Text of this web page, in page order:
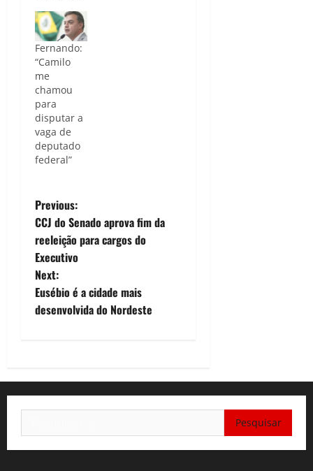
Fernando:
“Camilo
me
chamou
para
disputar a
vaga de
deputado
federal”
P
o
s
t
v
i
g
Previous:
CCJ do Senado aprova fim da
reeleição para cargos do
Executivo
Next:
Eusébio é a cidade mais
desenvolvida do Nordeste
por: